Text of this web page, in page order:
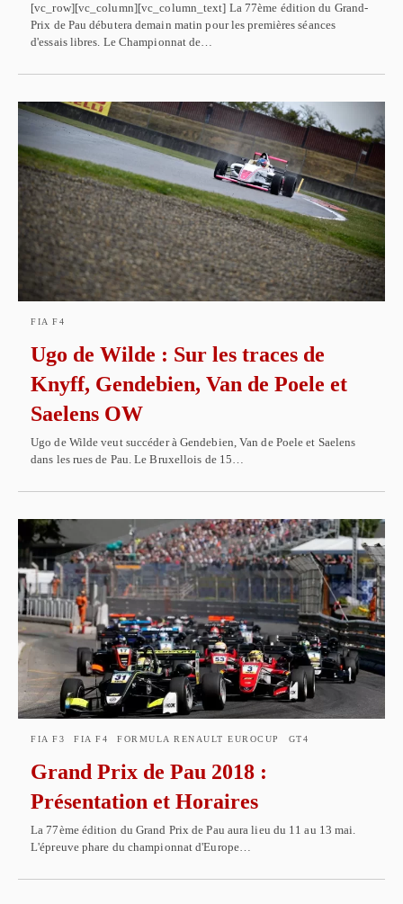
[vc_row][vc_column][vc_column_text] La 77ème édition du Grand-
Prix de Pau débutera demain matin pour les premières séances
d'essais libres. Le Championnat de…
FIA F4
Ugo de Wilde : Sur les traces de
Knyff, Gendebien, Van de Poele et
Saelens OW
Ugo de Wilde veut succéder à Gendebien, Van de Poele et Saelens
dans les rues de Pau. Le Bruxellois de 15…
FIA F3 FIA F4 FORMULA RENAULT EUROCUP GT4
Grand Prix de Pau 2018 :
Présentation et Horaires
La 77ème édition du Grand Prix de Pau aura lieu du 11 au 13 mai.
L'épreuve phare du championnat d'Europe…